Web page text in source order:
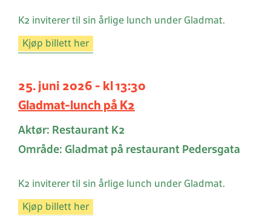
K2 inviterer til sin årlige lunch under Gladmat.
Kjøp billett her
25. juni 2026 - kl 13:30
Gladmat-lunch på K2
Aktør: Restaurant K2
Område: Gladmat på restaurant Pedersgata
K2 inviterer til sin årlige lunch under Gladmat.
Kjøp billett her